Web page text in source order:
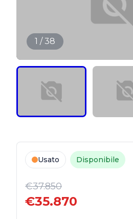
1 / 38
Usato Disponibile
€37.850
€35.870